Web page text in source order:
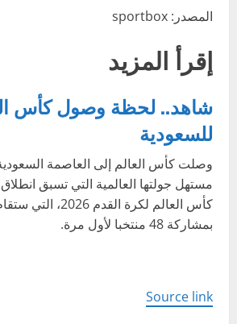
المصدر: sportbox
إقرأ المزيد
شاهد.. لحظة وصول كأس
للسعودية
وصلت كأس العالم إلى العاصمة
مستهل جولتها العالمية التي تسبق
كأس العالم لكرة
بمشاركة 48 منتخبا لأول مرة.
Source link